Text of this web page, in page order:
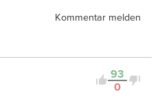
Kommentar melden
93
0